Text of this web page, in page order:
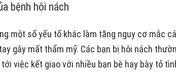
bệnh hôi nách
một số yếu tố khác làm tăng nguy cơ mắc
gây mất thẩm mỹ. Các bạn bị hôi nách
việc kết giao với nhiều bạn bè hay bày tỏ